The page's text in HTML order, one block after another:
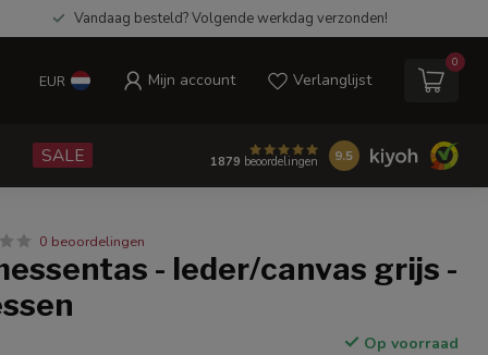
Vandaag besteld? Volgende werkdag verzonden!
EUR Mijn account Verlanglijst
0
SALE 1879 beoordelingen 9.5
0 beoordelingen
- leder/canvas grijs -
Op voorraad